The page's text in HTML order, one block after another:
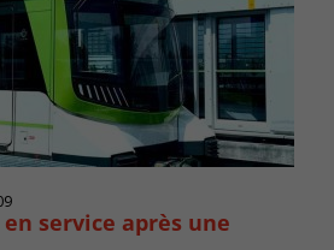
service après une